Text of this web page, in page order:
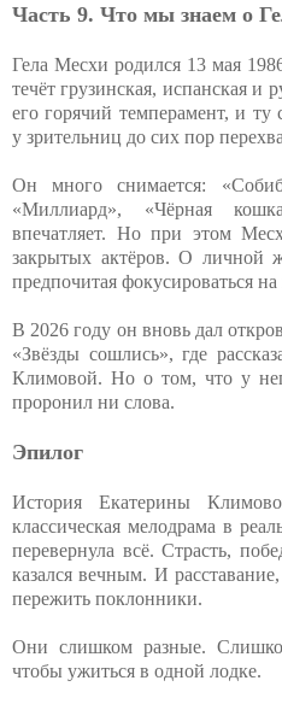
Часть 9. Что мы знаем о
Гела Месхи родился 13 мая
течёт грузинская, испанская и
его горячий темперамент, и
у зрительниц до сих пор
Он много снимается:
«Миллиард», «Чёрная
впечатляет. Но при этом
закрытых актёров. О личной
предпочитая фокусироваться на
В 2026 году он вновь дал
«Звёзды сошлись», где
Климовой. Но о том, что у
проронил ни слова.
Эпилог
История Екатерины
классическая мелодрама в
перевернула всё. Страсть,
казался вечным. И
пережить поклонники.
Они слишком разные.
чтобы ужиться в одной лодке.